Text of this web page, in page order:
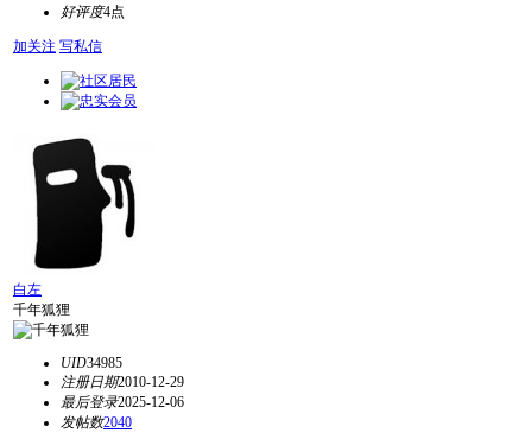
好评度4点
加关注 写私信
白左
千年狐狸
UID34985
注册日期2010-12-29
最后登录2025-12-06
发帖数2040